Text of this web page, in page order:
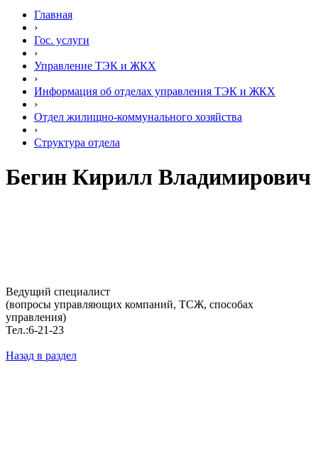
Главная
›
Гос. услуги
›
Управление ТЭК и ЖКХ
›
Информация об отделах управления ТЭК и ЖКХ
›
Отдел жилищно-коммунального хозяйства
›
Структура отдела
Бегин Кирилл Владимирович
Ведущий специалист
(вопросы управляющих компаний, ТСЖ, способах
управления)
Тел.:6-21-23
Назад в раздел